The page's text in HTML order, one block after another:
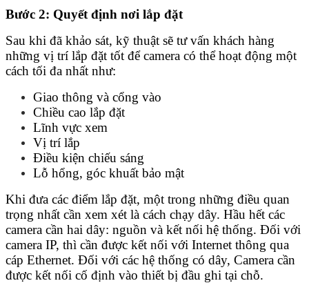
Bước 2: Quyết định nơi lắp đặt
Sau khi đã khảo sát, kỹ thuật sẽ tư vấn khách hàng
những vị trí lắp đặt tốt để camera có thể hoạt động một
cách tối đa nhất như:
Giao thông và cổng vào
Chiều cao lắp đặt
Lĩnh vực xem
Vị trí lắp
Điều kiện chiếu sáng
Lỗ hổng, góc khuất bảo mật
Khi đưa các điểm lắp đặt, một trong những điều quan
trọng nhất cần xem xét là cách chạy dây. Hầu hết các
camera cần hai dây: nguồn và kết nối hệ thống. Đối với
camera IP, thì cần được kết nối với Internet thông qua
cáp Ethernet. Đối với các hệ thống có dây, Camera cần
được kết nối cố định vào thiết bị đầu ghi tại chỗ.